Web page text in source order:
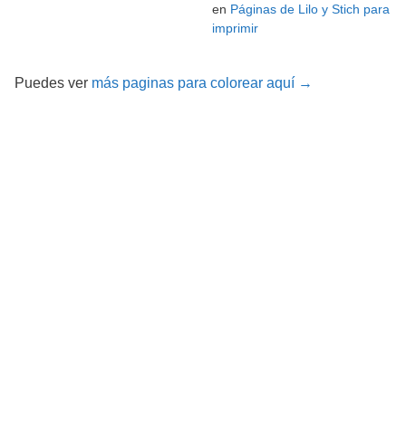
en Páginas de Lilo y Stich para
imprimir
Puedes ver más paginas para colorear aquí →